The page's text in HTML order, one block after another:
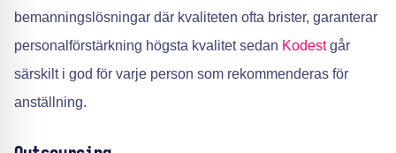
bemanningslösningar där kvaliteten ofta brister, garanterar
personalförstärkning högsta kvalitet sedan Kodestgår
särskilt i god för varje person som rekommenderas för
anställning.